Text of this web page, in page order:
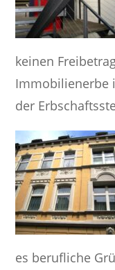
keinen
Immobilienerbe
der
es berufliche